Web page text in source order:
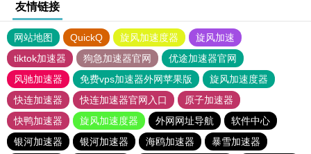
友情链接
网站地图 QuickQ 旋风加速度器
旋风加速
tiktok加速器
狗急加速器官网
优途加速器官网
风驰加速器
免费vps加速器外网苹果版
旋风加速度器
快连加速器
快连加速器官网入口
原子加速器
快鸭加速器
旋风加速度器 外网网址导航
软件中心
银河加速器
银河加速器 海鸥加速器 暴雪加速器